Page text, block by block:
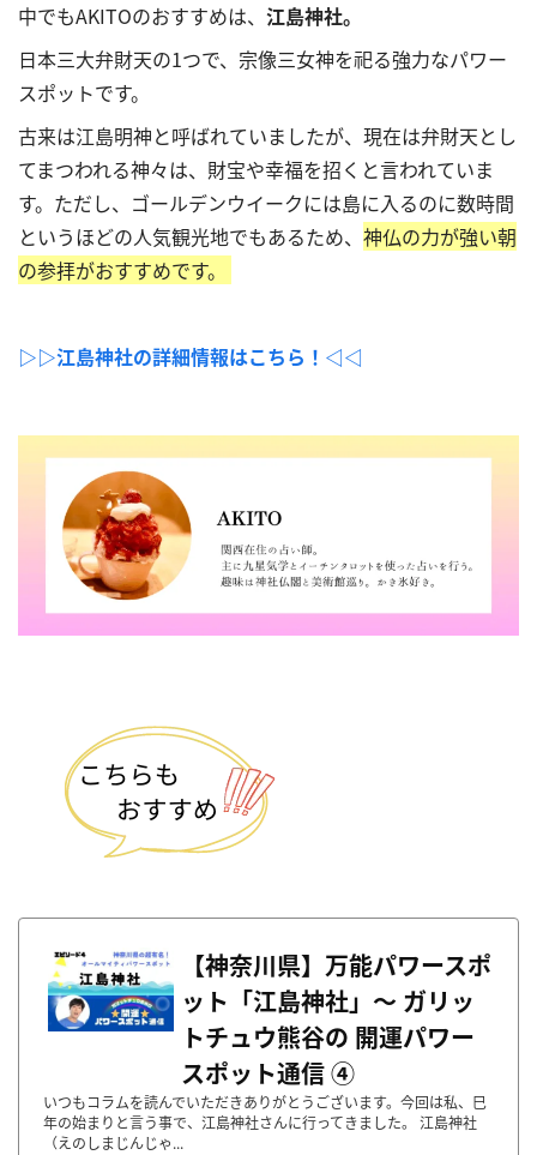
中でもAKITOのおすすめは、 江島神社。
日本三大弁財天の1つで、宗像三女神を祀る強力なパワー
スポットです。
古来は江島明神と呼ばれていましたが、現在は弁財天とし
てまつわれる神々は、財宝や幸福を招くと言われていま
す。ただし、ゴールデンウイークには島に入るのに数時間
というほどの人気観光地でもあるため、 神仏の力が強い朝
の参拝がおすすめです。
▷▷江島神社の詳細情報はこちら！◁◁
【神奈川県】万能パワースポ
ット「江島神社」〜 ガリッ
トチュウ熊谷の 開運パワー
スポット通信 ④
いつもコラムを読んでいただきありがとうございます。今回は私、巳
年の始まりと言う事で、江島神社さんに行ってきました。 江島神社
（えのしまじんじゃ...